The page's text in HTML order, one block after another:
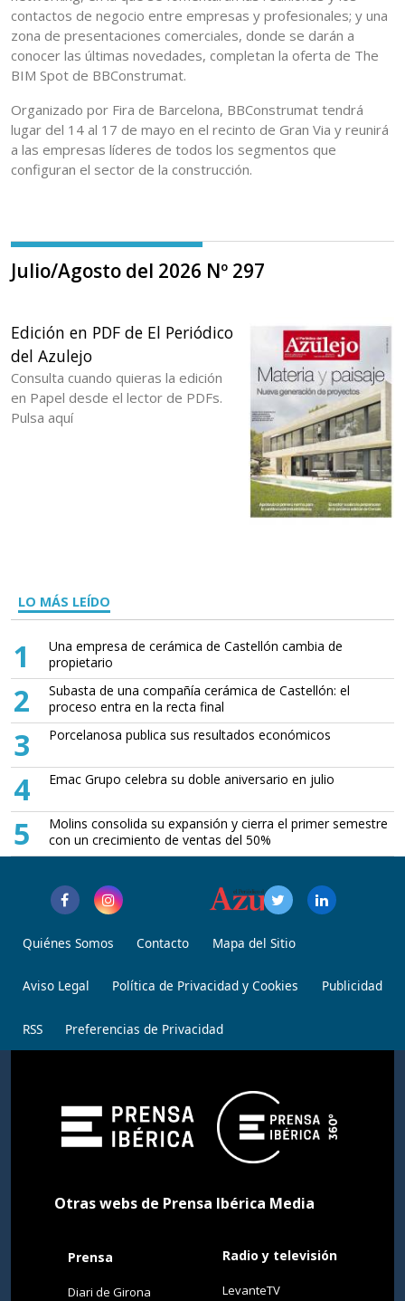
contactos de negocio entre empresas y profesionales; y una
zona de presentaciones comerciales, donde se darán a
conocer las últimas novedades, completan la oferta de The
BIM Spot de BBConstrumat.
Organizado por Fira de Barcelona, BBConstrumat tendrá
lugar del 14 al 17 de mayo en el recinto de Gran Via y reunirá
a las empresas líderes de todos los segmentos que
configuran el sector de la construcción.
Julio/Agosto del 2026 Nº 297
Edición en PDF de El Periódico
del Azulejo
Consulta cuando quieras la edición
en Papel desde el lector de PDFs.
Pulsa aquí
LO MÁS LEÍDO
1
Una empresa de cerámica de Castellón cambia de
propietario
2
Subasta de una compañía cerámica de Castellón: el
proceso entra en la recta final
3 Porcelanosa publica sus resultados económicos
4 Emac Grupo celebra su doble aniversario en julio
5
Molins consolida su expansión y cierra el primer semestre
con un crecimiento de ventas del 50%
Quiénes Somos Contacto Mapa del Sitio
Aviso Legal Política de Privacidad y Cookies Publicidad
RSS Preferencias de Privacidad
Otras webs de Prensa Ibérica Media
Prensa
Diari de Girona
Radio y televisión
LevanteTV